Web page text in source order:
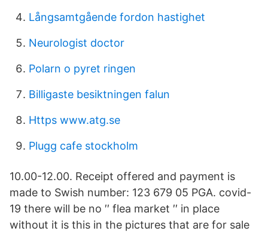
Långsamtgående fordon hastighet
Neurologist doctor
Polarn o pyret ringen
Billigaste besiktningen falun
Https www.atg.se
Plugg cafe stockholm
10.00-12.00. Receipt offered and payment is
made to Swish number: 123 679 05 PGA. covid-
19 there will be no ′′ flea market ′′ in place
without it is this in the pictures that are for sale